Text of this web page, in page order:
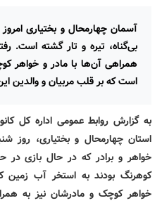
آسمان چهارمحال و بختیاری
بی‌گناه، تیره و تار گشته است.
همراهی آن‌ها با مادر و خواهر
است که بر قلب مربیان و والدین
به گزارش روابط عمومی اداره کل
خواهر و برادر که در حال بازی در
کوهرنگ بودند به استخر آب
خواهر کوچک و مادرشان نیز به